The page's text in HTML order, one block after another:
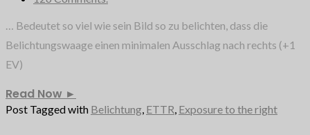
… Bedeutet so viel wie sein Bild so zu belichten, dass die
Belichtungswaage einen minimalen Ausschlag nach rechts (+1
EV)
Read Now ►
Post Tagged with Belichtung, ETTR, Exposure to the right